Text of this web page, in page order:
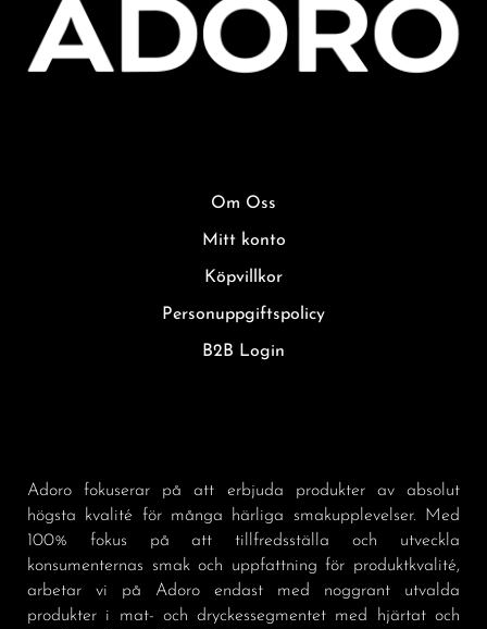
Om Oss
Mitt konto
Köpvillkor
Personuppgiftspolicy
B2B Login
Adoro fokuserar på att erbjuda produkter av absolut
högsta kvalité för många härliga smakupplevelser. Med
100% fokus på att tillfredsställa och utveckla
konsumenternas smak och uppfattning för produktkvalité,
arbetar vi på Adoro endast med noggrant utvalda
produkter i mat- och dryckessegmentet med hjärtat och